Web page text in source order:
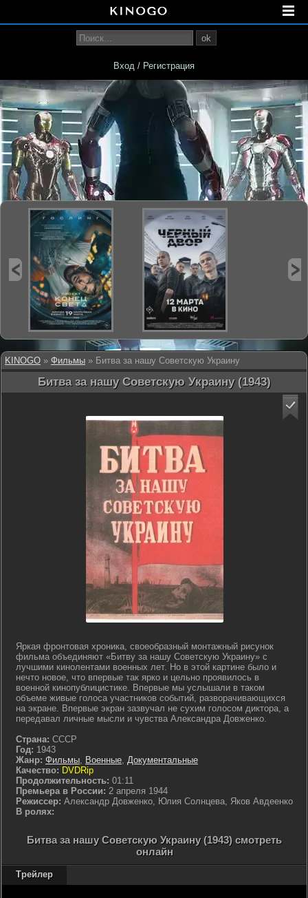
KINOGO » Фильмы » Битва за нашу Советскую Украину
Битва за нашу Советскую Украину (1943)
Яркая фронтовая хроника, своеобразный монтажный рисунок
фильма объединяют «Битву за нашу Советскую Украину» с
лучшими кинолентами военных лет. Но в этой картине было и
нечто новое, что впервые так ярко и цельно проявилось в
военной кинопублицистике. Впервые мы услышали в таком
объеме живые голоса участников событий, разворачивающихся
на экране. Впервые экран зазвучал не сухим голосом диктора, а
передавал личные мысли и чувства Александра Довженко.
Страна: СССР
Год: 1943
Жанр: Фильмы, Военные, Документальные
Качество: DVDRip
Продолжительность: 01:11
Премьера в России: 2 апреля 1944
Режиссер: Александр Довженко, Юлия Солнцева, Яков Авдеенко
В ролях:
Битва за нашу Советскую Украину (1943) смотреть
онлайн
Трейлер
ok
Вход / Регистрация